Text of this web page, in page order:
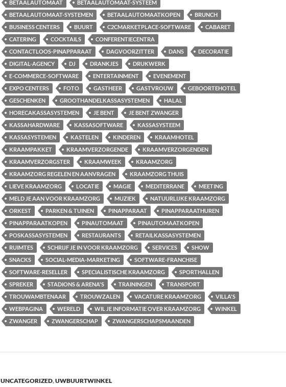
BETAALAUTOMAAT
BETAALAUTOMAAT-SYSTEEM
BETAALAUTOMAAT-SYSTEMEN
BETAALAUTOMAATKOPEN
BRUNCH
BUSINESS CENTERS
BUURT C2CMARKETPLACE-SOFTWARE
CABARET
CATERING
COCKTAILS
CONFERENTIECENTRA
CONTACTLOOS-PINAPPARAAT
DAGVOORZITTER DANS
DECORATIE
DIGITAL-AGENCY
DJ DRANKJES
DRUKWERK
E-COMMERCE-SOFTWARE
ENTERTAINMENT
EVENEMENT
EXPO CENTERS
FOTO GASTHEER GASTVROUW
GEBOORTEHOTEL
GESCHENKEN
GROOTHANDELKASSASYSTEMEN
HALAL
HORECAKASSASYSTEMEN
JE BENT
JE BENT ZWANGER
KASSAHARDWARE
KASSASOFTWARE
KASSASYSTEEM
KASSASYSTEMEN
KASTELEN KINDEREN
KRAAMHOTEL
KRAAMPAKKET
KRAAMVERZORGENDE
KRAAMVERZORGENDEN
KRAAMVERZORGSTER
KRAAMWEEK
KRAAMZORG
KRAAMZORG REGELEN EN AANVRAGEN
KRAAMZORG THUIS
LIEVE KRAAMZORG
LOCATIE MAGIE MEDITERRANE
MEETING
MELD JE AAN VOOR KRAAMZORG
MUZIEK
NATUURLIJKE KRAAMZORG
ORKEST
PARKEN & TUINEN PINAPPARAAT
PINAPPARAATHUREN
PINAPPARAATKOPEN
PINAUTOMAAT
PINAUTOMAATKOPEN
POSKASSASYSTEMEN
RESTAURANTS
RETAILKASSASYSTEMEN
RUIMTES
SCHRIJF JE IN VOOR KRAAMZORG SERVICES
SHOW
SNACKS
SOCIAL-MEDIA-MARKETING
SOFTWARE-FRANCHISE
SOFTWARE-RESELLER
SPECIALISTISCHE KRAAMZORG
SPORTHALLEN
SPREKER
STADIONS & ARENA'S TRAININGEN
TRANSPORT
TROUWAMBTENAAR
TROUWZALEN VACATURE KRAAMZORG
VILLA'S
WEBPAGINA
WERELD WIL JE INFORMATIE OVER KRAAMZORG
WINKEL
ZWANGER
ZWANGERSCHAP ZWANGERSCHAPSMAANDEN
UNCATEGORIZED,UWBUURTWINKEL